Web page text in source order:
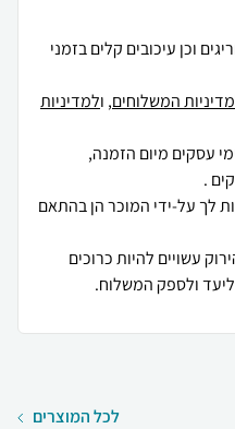
וכן עיכובים קלים בזמני
המשלוחים, ולמדיניות
לך על-ידי המוכר הן בהתאם
עשויים להיות כרוכים
ולספק המשלוח.
לכל המוצרים